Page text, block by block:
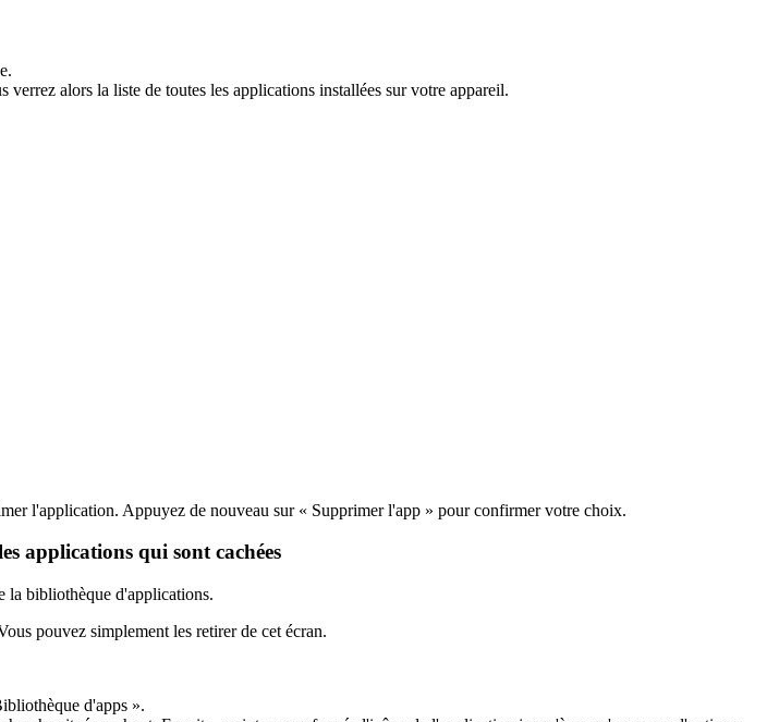
alors la liste de toutes les applications installées sur votre appareil.
l'application. Appuyez de nouveau sur « Supprimer l'app » pour confirmer votre choix.
applications qui sont cachées
la bibliothèque d'applications.
pouvez simplement les retirer de cet écran.
d'apps ».